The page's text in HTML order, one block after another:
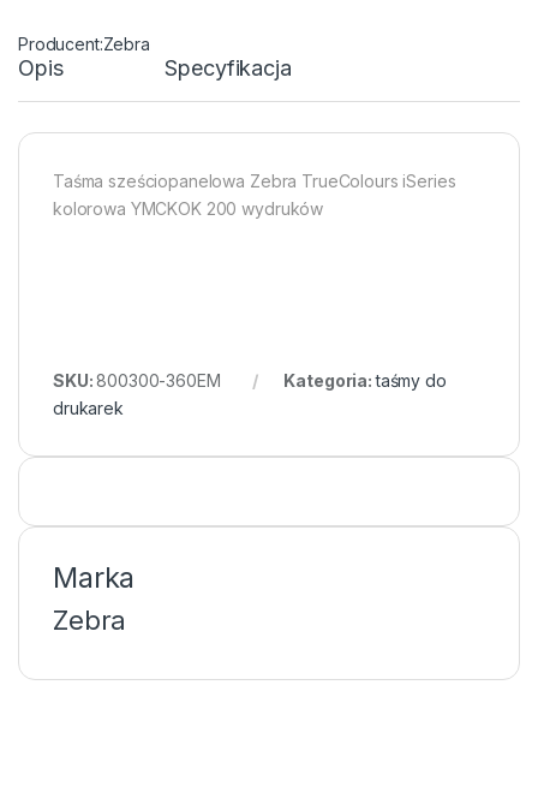
Zebra
Opis Specyfikacja
Taśma sześciopanelowa Zebra TrueColours iSeries
kolorowa YMCKOK 200 wydruków
SKU:800300-360EM Kategoria:taśmy do
drukarek
Marka
Zebra